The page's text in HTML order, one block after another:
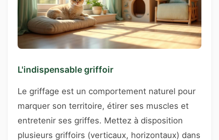
L'indispensable griffoir
Le griffage est un comportement naturel pour
marquer son territoire, étirer ses muscles et
entretenir ses griffes. Mettez à disposition
plusieurs griffoirs (verticaux, horizontaux) dans